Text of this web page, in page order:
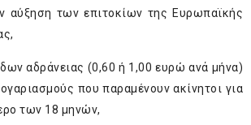
αύξηση των επιτοκίων της Ευρωπαϊκής
αδράνειας (0,60 ή 1,00 ευρώ ανά μήνα)
που παραμένουν ακίνητοι για
των 18 μηνών,